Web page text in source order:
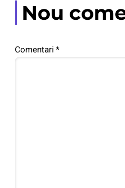
Nou
Comentari *